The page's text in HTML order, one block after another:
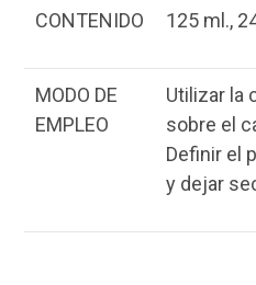
CONTENIDO 125 ml.,
MODO DE
EMPLEO
Utilizar la
sobre el
Definir el
y dejar